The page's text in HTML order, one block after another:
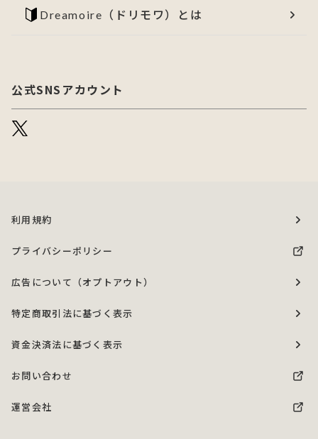
Dreamoire（ドリモワ）とは
公式SNSアカウント
利用規約
プライバシーポリシー
広告について（オプトアウト）
特定商取引法に基づく表示
資金決済法に基づく表示
お問い合わせ
運営会社